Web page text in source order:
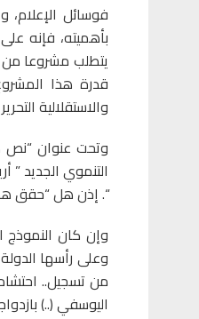
فوسائل
بأهميته، فإنه
يتطلب مشروعا
قدرة هذا
والاستقلالية
وتحت عنوان “نص
التنموي الجديد
“. إذن هل “حقق
وإن كان النموذج
وعلى رأسها
من تسجيل..
اليوسفي (..)